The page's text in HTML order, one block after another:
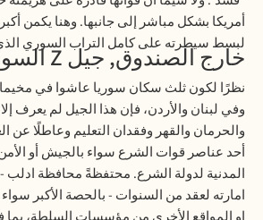
أمريكا بشكل مباشر إلى جانبها. وهنا يكمن
لبسط سيطرته على كامل التراب السوري
خارج الصندوق, جيلZ
نظرًا لكون ثلث سكان سوريا عاشوا في
وفي لبنان والأردن، فإن هذا الجيل لم يعرف
والحرمان والقهر وفقدان التعليم وعاطلًا عن
أحد عناصر قوات الشرع سواء بالجيش أو
المدنية لدولة الشرع. محتفظةً محافظة ادلب -
امارته لعقد من السنوات - بالحصة الأكبر